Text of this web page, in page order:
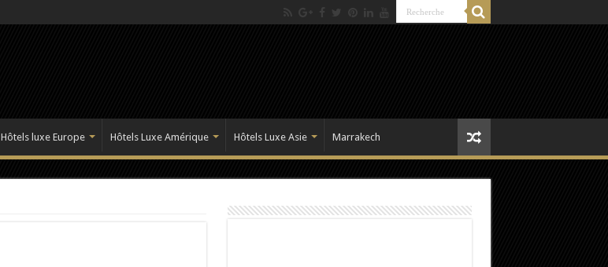
Hôtels luxe Europe Hôtels Luxe Amérique Hôtels Luxe Asie Marrakech